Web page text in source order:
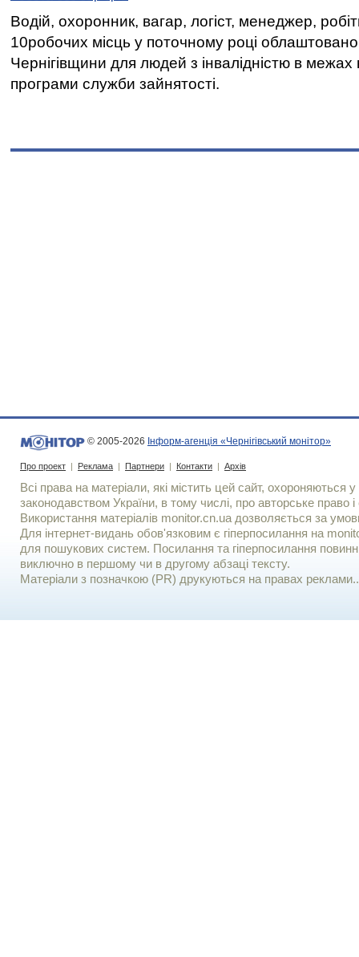
Водій, охоронник, вагар, логіст, менеджер,
10робочих місць у поточному році
Чернігівщини для людей з інвалідністю в межах
програми служби зайнятості.
© 2005-2026 Інформ-агенція «Чернігівський монітор»
Про проект | Реклама | Партнери | Контакти | Архів
Всі права на матеріали, які містить цей сайт, охороняються у
законодавством України, в тому числі, про авторське право і
Використання матерiалiв monitor.cn.ua дозволяється за
Для iнтернет-видань обов'язковим є гiперпосилання на
для пошукових систем. Посилання та гіперпосилання
виключно в першому чи в другому абзаці тексту.
Матеріали з позначкою (PR) друкуються на правах реклами..